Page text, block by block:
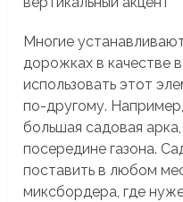
Многие
дорожках в качестве
использовать этот
по-другому.
большая садовая
посередине газона.
поставить в любом
миксбордера, где